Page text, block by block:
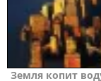
Земля копит